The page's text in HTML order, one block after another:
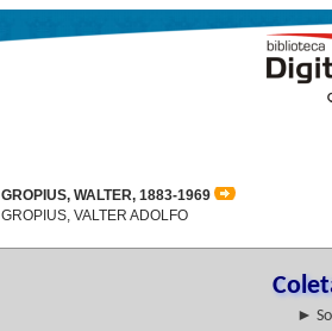
GROPIUS, WALTER, 1883-1969
GROPIUS, VALTER ADOLFO
►